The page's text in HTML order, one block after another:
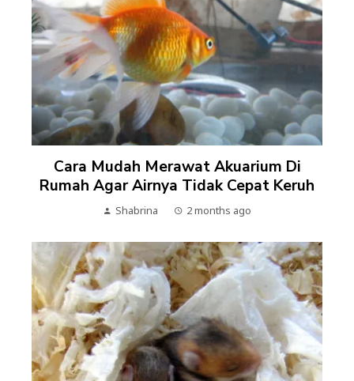
Cara Mudah Merawat Akuarium Di
Rumah Agar Airnya Tidak Cepat Keruh
Shabrina 2 months ago